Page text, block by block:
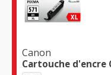
Canon
Cartouche d'encre